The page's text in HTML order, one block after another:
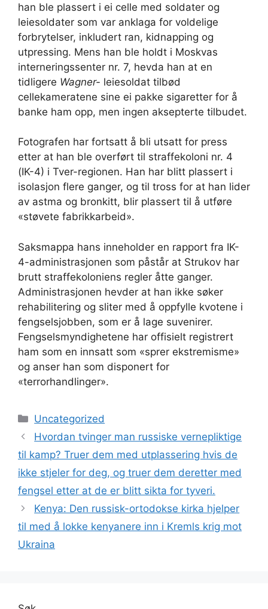
han ble plassert i ei celle med soldater og
leiesoldater som var anklaga for voldelige
forbrytelser, inkludert ran, kidnapping og
utpressing. Mens han ble holdt i Moskvas
interneringssenter nr. 7, hevda han at en
tidligere Wagner- leiesoldat tilbød
cellekameratene sine ei pakke sigaretter for å
banke ham opp, men ingen aksepterte tilbudet.
Fotografen har fortsatt å bli utsatt for press
etter at han ble overført til straffekoloni nr. 4
(IK-4) i Tver-regionen. Han har blitt plassert i
isolasjon flere ganger, og til tross for at han lider
av astma og bronkitt, blir plassert til å utføre
«støvete fabrikkarbeid».
Saksmappa hans inneholder en rapport fra IK-
4-administrasjonen som påstår at Strukov har
brutt straffekoloniens regler åtte ganger.
Administrasjonen hevder at han ikke søker
rehabilitering og sliter med å oppfylle kvotene i
fengselsjobben, som er å lage suvenirer.
Fengselsmyndighetene har offisielt registrert
ham som en innsatt som «sprer ekstremisme»
og anser han som disponert for
«terrorhandlinger».
Kategorier
Uncategorized
Hvordan tvinger man russiske vernepliktige
til kamp? Truer dem med utplassering hvis de
ikke stjeler for deg, og truer dem deretter med
fengsel etter at de er blitt sikta for tyveri.
Kenya: Den russisk-ortodokse kirka hjelper
til med å lokke kenyanere inn i Kremls krig mot
Ukraina